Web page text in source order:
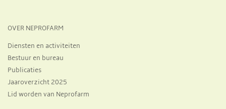
OVER NEPROFARM
Diensten en activiteiten
Bestuur en bureau
Publicaties
Jaaroverzicht 2025
Lid worden van Neprofarm